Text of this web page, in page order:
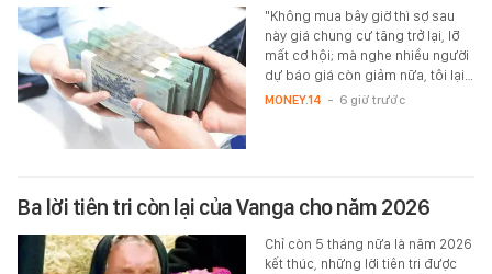
"Không mua bây giờ thì sợ sau
này giá chung cư tăng trở lại, lỡ
mất cơ hội; mà nghe nhiều người
dự báo giá còn giảm nữa, tôi lại…
MONEY.14 - 6 giờ trước
Ba lời tiên tri còn lại của Vanga cho năm 2026
Chỉ còn 5 tháng nữa là năm 2026
kết thúc, những lời tiên tri được